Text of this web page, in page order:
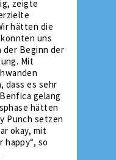
zeigte
hätten die
uns
der Beginn der
Mit
dass es sehr
gelang
hätten
Punch setzen
okay, mit
happy“, so